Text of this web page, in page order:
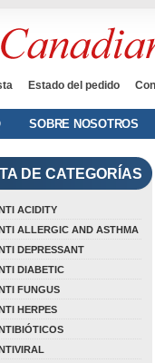
Estado del pedido
SOBRE NOSOTROS
DE CATEGORÍAS
ACIDITY
ALLERGIC AND ASTHMA
DEPRESSANT
DIABETIC
FUNGUS
HERPES